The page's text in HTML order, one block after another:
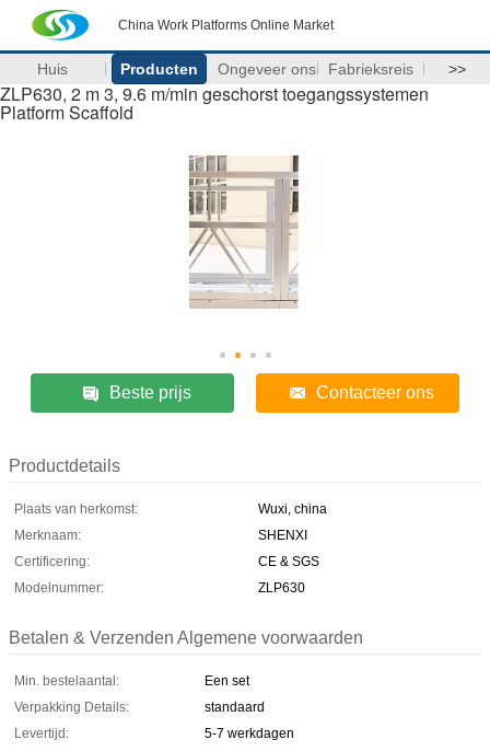
China Work Platforms Online Market
Huis Producten Ongeveer ons Fabrieksreis >>
ZLP630, 2 m 3, 9.6 m/min geschorst toegangssystemen
Platform Scaffold
Beste prijs Contacteer ons
Productdetails
Plaats van herkomst:
Wuxi, china
Merknaam:
SHENXI
Certificering:
CE & SGS
Modelnummer:
ZLP630
Betalen & Verzenden Algemene voorwaarden
Min. bestelaantal:
Een set
Verpakking Details:
standaard
Levertijd:
5-7 werkdagen